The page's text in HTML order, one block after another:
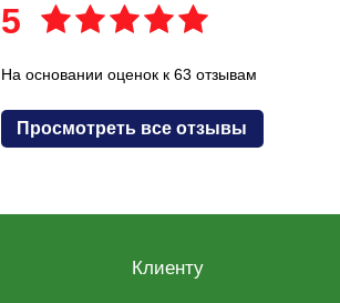
5
На основании оценок к 63 отзывам
Просмотреть все отзывы
Клиенту